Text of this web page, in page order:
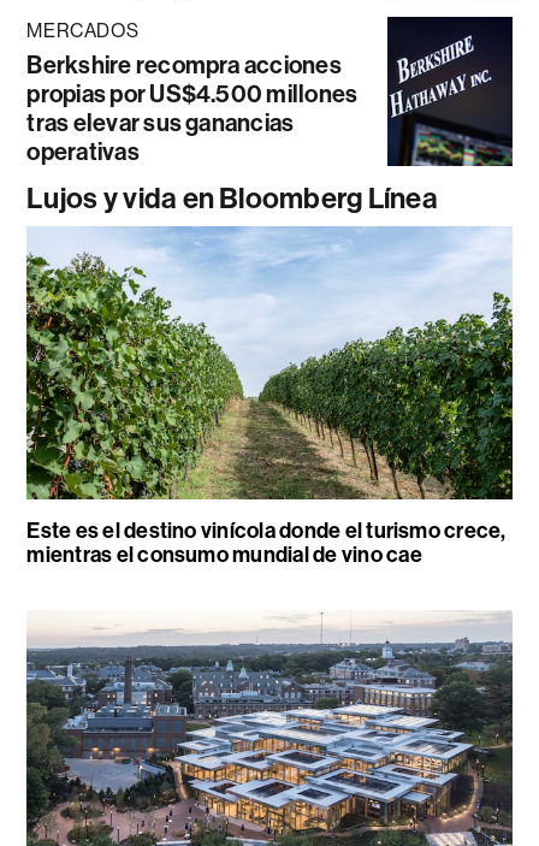
MERCADOS
Berkshire recompra acciones
propias por US$4.500 millones
tras elevar sus ganancias
operativas
Lujos y vida en Bloomberg Línea
Este es el destino vinícola donde el turismo crece,
mientras el consumo mundial de vino cae